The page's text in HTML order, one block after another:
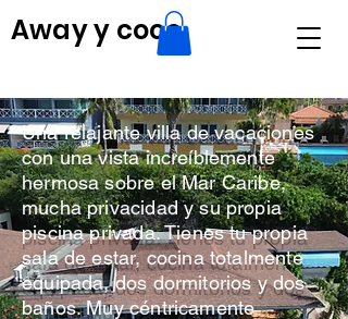
Away y coco
Una relajante villa de vacaciones
con una vista increíblemente
hermosa sobre el Mar Caribe,
mucha privacidad y su propia
piscina privada. Tienes tu propia
sala de estar, cocina totalmente
equipada, dos dormitorios y dos
baños. Muy céntricamente